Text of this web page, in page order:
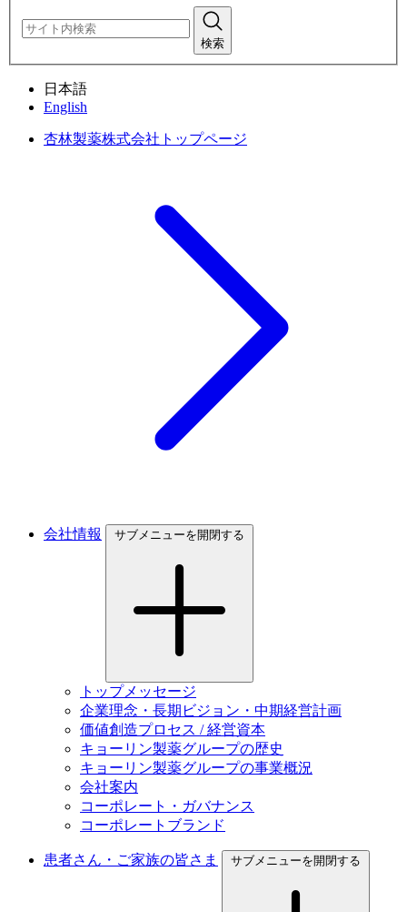
検索
日本語
English
杏林製薬株式会社トップページ
会社情報 サブメニューを開閉する
トップメッセージ
企業理念・長期ビジョン・中期経営計画
価値創造プロセス / 経営資本
キョーリン製薬グループの歴史
キョーリン製薬グループの事業概況
会社案内
コーポレート・ガバナンス
コーポレートブランド
患者さん・ご家族の皆さま サブメニューを開閉する